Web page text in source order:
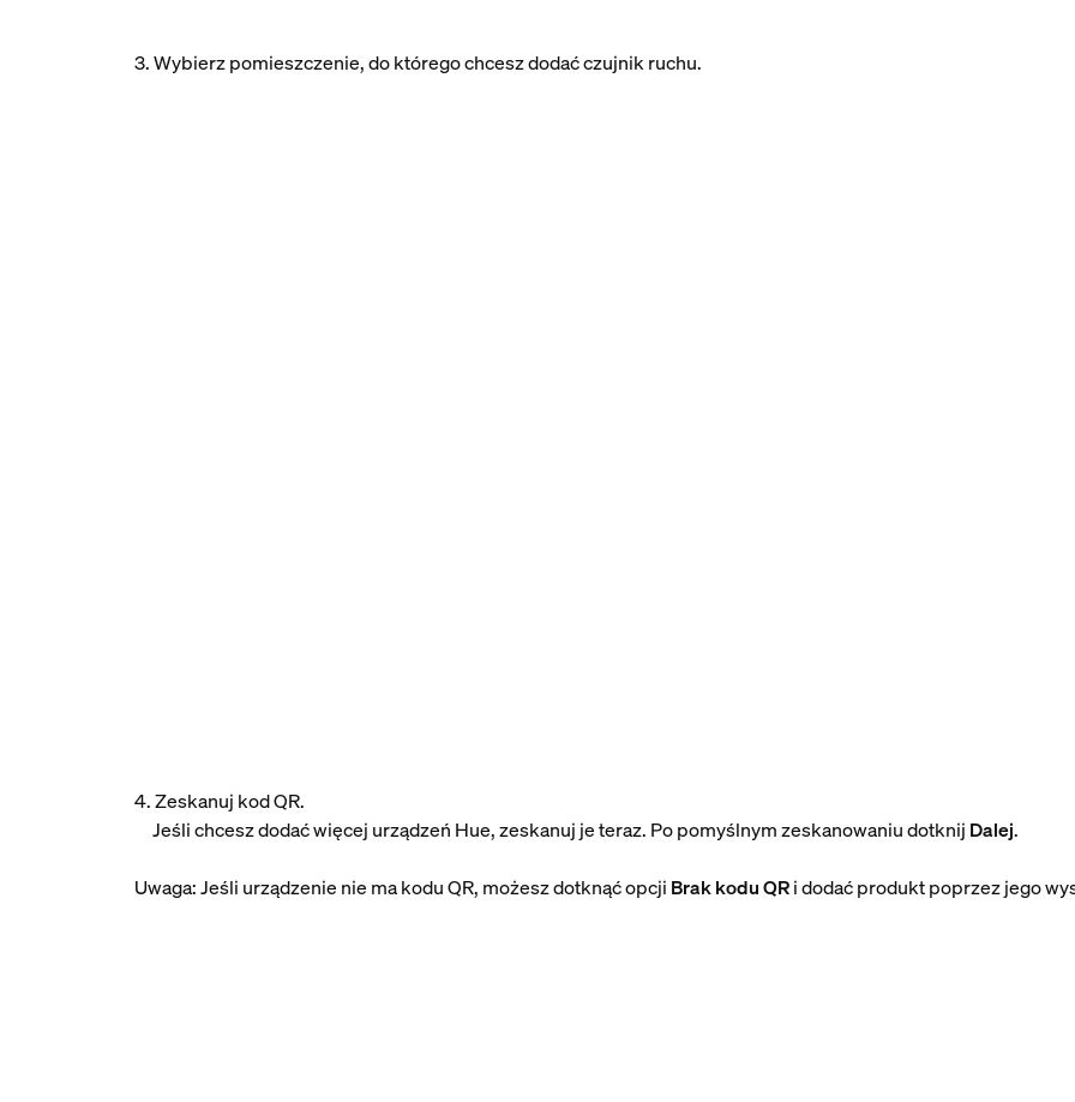
3. Wybierz pomieszczenie, do którego chcesz dodać czujnik ruchu.
4. Zeskanuj kod QR.
Jeśli chcesz dodać więcej urządzeń Hue, zeskanuj je teraz. Po pomyślnym zeskanowaniu dotknij Dalej.
Uwaga: Jeśli urządzenie nie ma kodu QR, możesz dotknąć opcji Brak kodu QRi dodać produkt poprzez jego